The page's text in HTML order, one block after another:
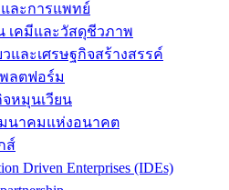
ละการแพทย์
เคมีและวัสดุชีวภาพ
และเศรษฐกิจสร้างสรรค์
ลตฟอร์ม
หมุนเวียน
นาคมแห่งอนาคต
ส์
Driven Enterprises (IDEs)